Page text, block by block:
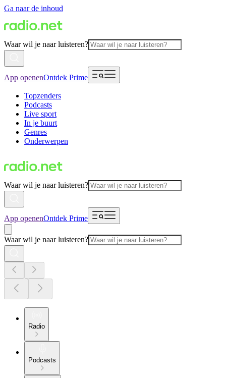
Ga naar de inhoud
Waar wil je naar luisteren?
App openenOntdek Prime
Topzenders
Podcasts
Live sport
In je buurt
Genres
Onderwerpen
Waar wil je naar luisteren?
App openenOntdek Prime
Waar wil je naar luisteren?
Radio
Podcasts